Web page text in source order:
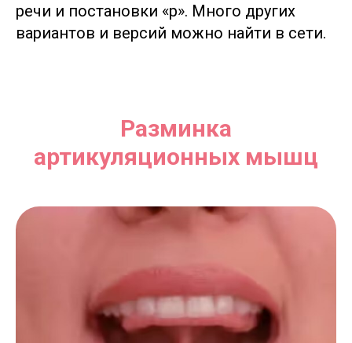
речи и постановки «р». Много других
вариантов и версий можно найти в сети.
Разминка
артикуляционных мышц